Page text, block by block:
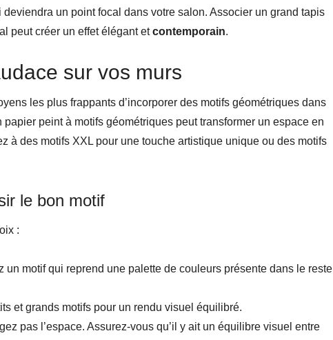
un point focal dans votre salon. Associer un grand tapis
peut créer un effet élégant etcontemporain.
sur vos murs
les plus frappants d’incorporer des motifs géométriques dans
peint à motifs géométriques peut transformer un espace en
à des motifs XXL pour une touche artistique unique ou des motifs
le bon motif
:
un motif qui reprend une palette de couleurs présente dans le reste
et grands motifs pour un rendu visuel équilibré.
pas l’espace. Assurez-vous qu’il y ait un équilibre visuel entre